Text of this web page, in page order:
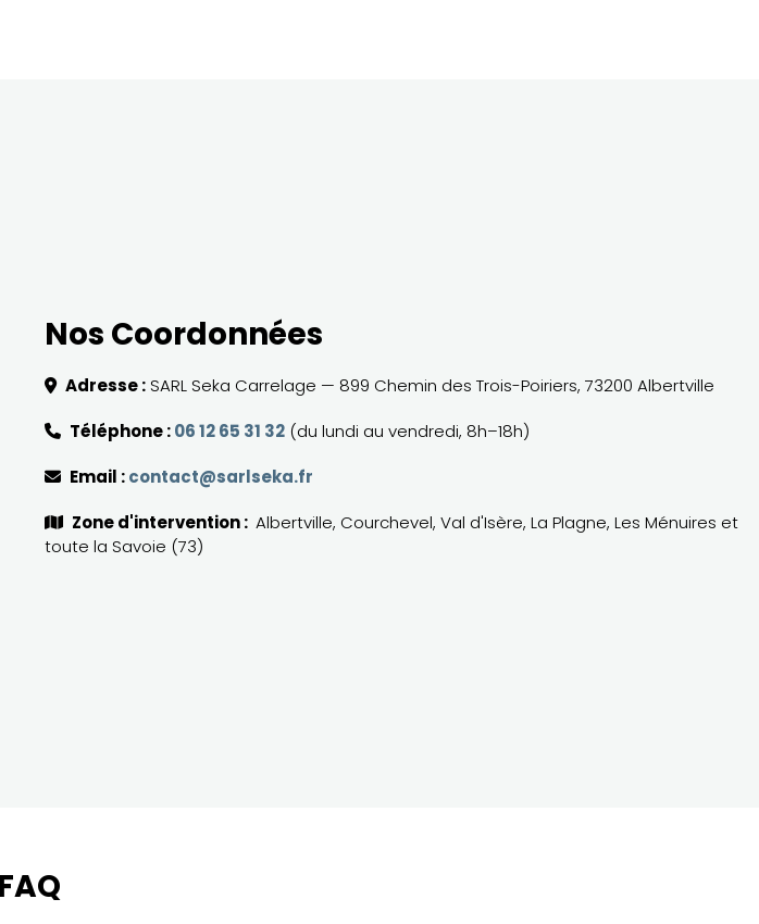
Nos Coordonnées
Adresse :SARL Seka Carrelage — 899 Chemin des Trois-Poiriers, 73200 Albertville
Téléphone :06 12 65 31 32 (du lundi au vendredi, 8h–18h)
Email :contact@sarlseka.fr
Zone d'intervention : Albertville, Courchevel, Val d'Isère, La Plagne, Les Ménuires et
toute la Savoie (73)
FAQ